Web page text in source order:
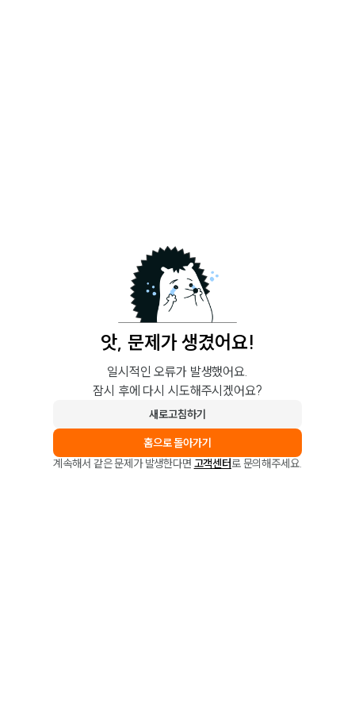
앗, 문제가 생겼어요!
일시적인 오류가 발생했어요.
잠시 후에 다시 시도해주시겠어요?
새로고침하기
홈으로 돌아가기
계속해서 같은 문제가 발생한다면 고객센터로 문의해주세요.